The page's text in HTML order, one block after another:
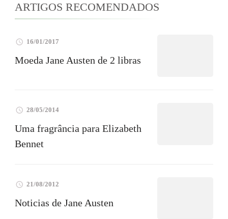
ARTIGOS RECOMENDADOS
16/01/2017
Moeda Jane Austen de 2 libras
28/05/2014
Uma fragrância para Elizabeth
Bennet
21/08/2012
Noticias de Jane Austen